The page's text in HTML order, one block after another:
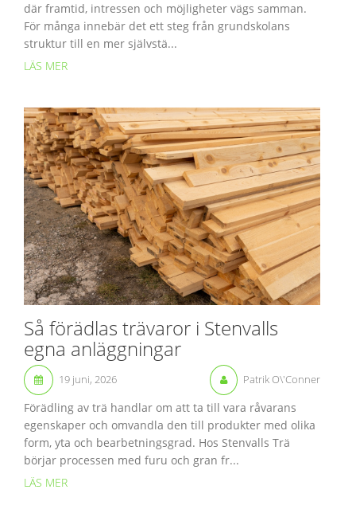
där framtid, intressen och möjligheter vägs samman.
För många innebär det ett steg från grundskolans
struktur till en mer självstä...
LÄS MER
Så förädlas trävaror i Stenvalls
egna anläggningar
19 juni, 2026 Patrik O\'Conner
Förädling av trä handlar om att ta till vara råvarans
egenskaper och omvandla den till produkter med olika
form, yta och bearbetningsgrad. Hos Stenvalls Trä
börjar processen med furu och gran fr...
LÄS MER